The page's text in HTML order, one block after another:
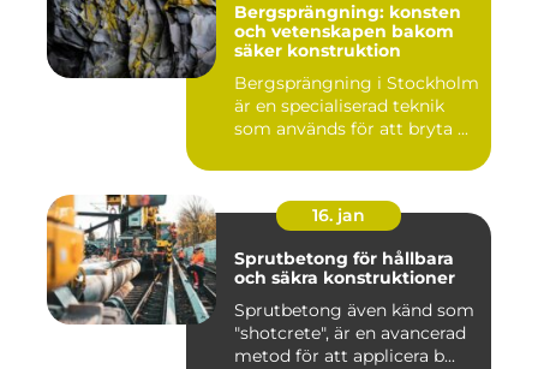
Bergsprängning: konsten
och vetenskapen bakom
säker konstruktion
Bergsprängning i Stockholm
är en specialiserad teknik
som används för att bryta ...
16. jan
Sprutbetong för hållbara
och säkra konstruktioner
Sprutbetong även känd som
"shotcrete", är en avancerad
metod för att applicera b...